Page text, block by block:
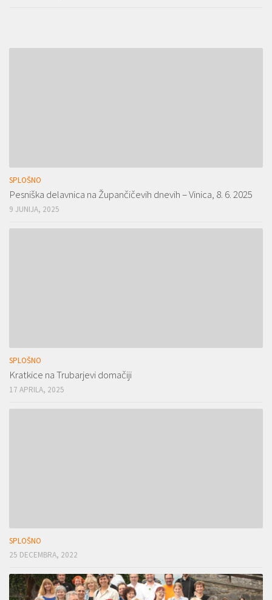
SPLOŠNO
Pesniška delavnica na Župančičevih dnevih – Vinica, 8. 6. 2025
9 JUNIJA, 2025
SPLOŠNO
Kratkice na Trubarjevi domačiji
17 APRILA, 2025
SPLOŠNO
25 DECEMBRA, 2022